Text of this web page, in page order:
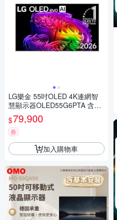
LG樂金 55吋OLED 4K連網智
慧顯示器OLED55G6PTA 含壁
掛安裝+附原廠壁掛架 送7-11
商品卡3100元
$79,900
券
加入購物車